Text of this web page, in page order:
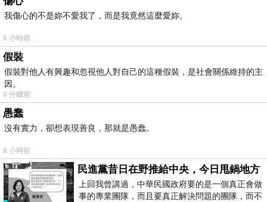
望兩岸未來在這方面也能達成協議。
馬英九上月接見巴拿馬中巴文化中心董事會參
訪團時也提倡正體漢字，他表示，雖然目前大陸
使用簡體漢字，人口比我們多，但是就出版而
言，台灣、香港和海外出版使用正體漢字的書
籍，流傳也相當廣泛。
馬英九說，兩岸關係改善，在這方面有一個共
主張要逐步多使用正體漢字，因此，目前已發展
出一個新的概念，就是「識正書簡」，要認識正
體漢字，但寫的時候怎麼寫都沒關係。
我傷心的不是妳不愛我了，而是我竟然這麼愛妳。
8 小時前
假裝
假裝對他人有興趣和忽視他人對自己的這種假裝，是社會關係維持的主
因。
8 分鐘前
愚蠢
沒有實力，卻想表現善良，那就是愚蠢。
8 小時前
民進黨昔日在野推給中央，今日甩鍋地方
上回我曾講過，中華民國政府要的是一個真正會做
事的專業團隊，而且要真正解決問題的團隊，而不